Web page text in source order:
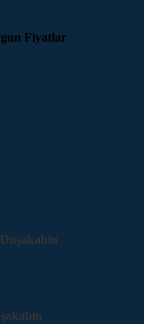
Fiyatlar